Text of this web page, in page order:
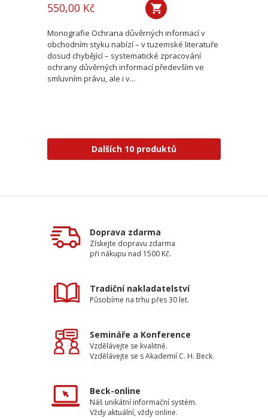
550,00 Kč
Monografie Ochrana důvěrných informací v
obchodním styku nabízí – v tuzemské literatuře
dosud chybějící – systematické zpracování
ochrany důvěrných informací především ve
smluvním právu, ale i v...
Dalších 10 produktů
Doprava zdarma
Získejte dopravu zdarma
při nákupu nad 1500 Kč.
Tradiční nakladatelství
Působíme na trhu přes 30 let.
Semináře a Konference
Vzdělávejte se kvalitně.
Vzdělávejte se s Akademií C. H. Beck.
Beck-online
Náš unikátní informační systém.
Vždy aktuální, vždy online.